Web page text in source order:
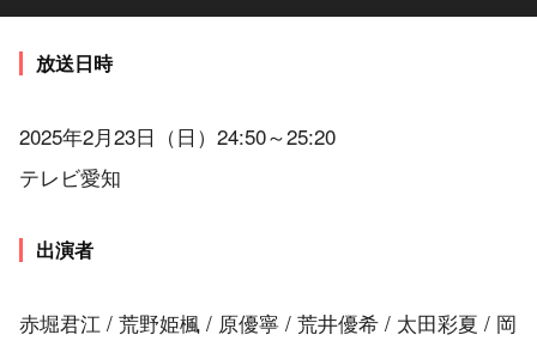
放送日時
2025年2月23日（日）24:50～25:20
テレビ愛知
出演者
赤堀君江 / 荒野姫楓 / 原優寧 / 荒井優希 / 太田彩夏 / 岡